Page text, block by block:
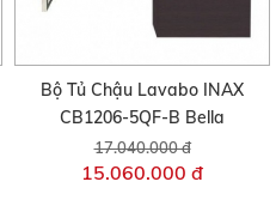
Bộ Tủ Chậu Lavabo INAX
CB1206-5QF-B Bella
17.040.000 đ
15.060.000 đ